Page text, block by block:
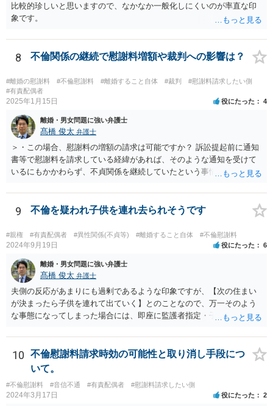
比較的珍しいと思いますので、なかなか一般化しにくいのが率直な印
象です。
8 不倫関係の継続で慰謝料増額や裁判への影響は？
#離婚の慰謝料 #不倫慰謝料 #離婚すること自体 #裁判
#慰謝料請求したい側
#有責配偶者
2025年1月15日 役にたった 4
離婚・男女問題に強い弁護士
髙橋 俊太 弁護士
＞・この場合、慰謝料の増額の請求は可能ですか？ 訴訟提起前に通知
書等で慰謝料を請求している経緯があれば、そのような通知を受けて
いるにもかかわらず、不貞関係を継続していたという事情は悪質性を
ている裁判例もありますので、担当弁護士に確認してみるとよいでし
ょう。 ＞・この事実が何か今回の裁判に影響することはあるのでしょ
うか？ 提訴時に請求している慰謝料額がいくらであるかにもよります
が、不貞が継続している事実自体は、上記のとおり増額事由になり得
るので、請求を拡張するか、現状の請求額が認容されやすいように今
後の攻防で主張立証していくことになるでしょう。方針について、担
当弁護士とよく相談してみるとよいと思います。
9 不倫を疑われ子供を連れ去られそうです
#親権 #有責配偶者 #異性関係(不貞等) #離婚すること自体 #不倫慰謝料
2024年9月19日 役にたった 6
離婚・男女問題に強い弁護士
髙橋 俊太 弁護士
夫側の反応があまりにも過剰であるような印象ですが、【次の住まい
が決まったら子供を連れて出ていく】とのことなので、万一そのよう
な事態になってしまった場合には、即座に監護者指定・子の引渡しの
でしょう。 親権者や監護者の指定が争いになる場合、現在の実務では
「主たる監護者が父母いずれか」という基準で判断されます。具体的
には、子が生まれてから現在に至るまで、産休・育休取得の有無、子
の衣食住の世話、子の傷病時の看病等、保育園や習い事への対応など
に関する具体的（中心的）監護実績をもとにして、他方配偶者と比較
して、自分が主として子を監護してきた者であるかどうかが重要にな
10
不倫慰謝料請求時効の可能性と取り消し手段につ
いて。
#不倫慰謝料 #音信不通 #有責配偶者 #慰謝料請求したい側
2024年3月17日 役にたった 2